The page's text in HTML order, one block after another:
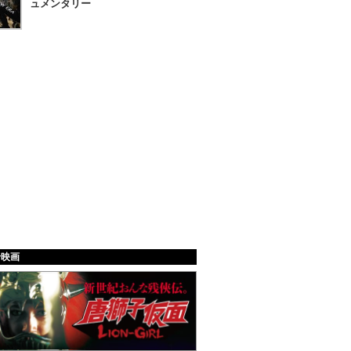
ュメンタリー
画